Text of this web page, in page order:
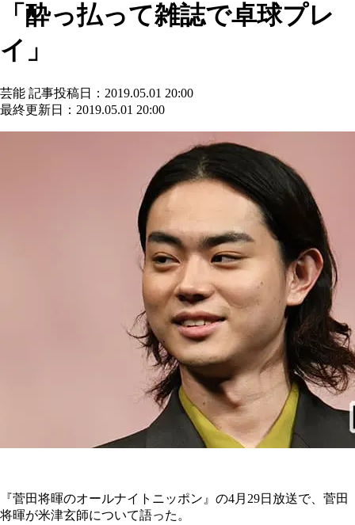
「酔っ払って雑誌で卓球プレ
イ」
芸能 記事投稿日：2019.05.01 20:00
最終更新日：2019.05.01 20:00
『菅田将暉のオールナイトニッポン』の4月29日放送で、菅田
将暉が米津玄師について語った。